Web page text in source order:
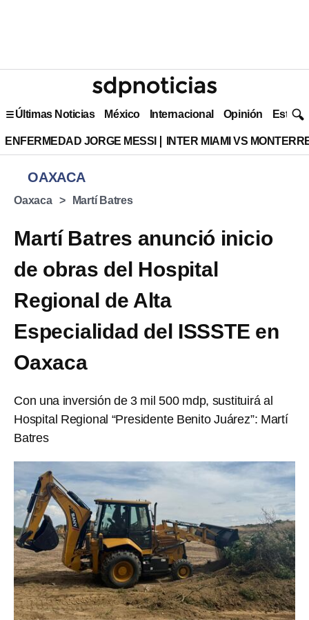
Últimas Noticias México Internacional Opinión Estilo
ENFERMEDAD JORGE MESSI INTER MIAMI VS
OAXACA
Oaxaca Martí Batres
Martí Batres anunció inicio
de obras del Hospital
Regional de Alta
Especialidad del ISSSTE en
Oaxaca
Con una inversión de 3 mil 500 mdp, sustituirá al
Hospital Regional “Presidente Benito Juárez”: Martí
Batres